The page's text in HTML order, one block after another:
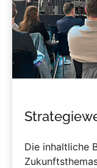
Die inhaltliche